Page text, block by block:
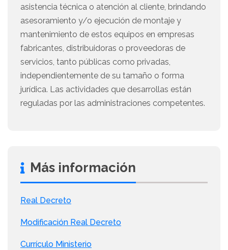
asistencia técnica o atención al cliente, brindando
asesoramiento y/o ejecución de montaje y
mantenimiento de estos equipos en empresas
fabricantes, distribuidoras o proveedoras de
servicios, tanto públicas como privadas,
independientemente de su tamaño o forma
jurídica. Las actividades que desarrollas están
reguladas por las administraciones competentes.
Más información
Real Decreto
Modificación Real Decreto
Currículo Ministerio